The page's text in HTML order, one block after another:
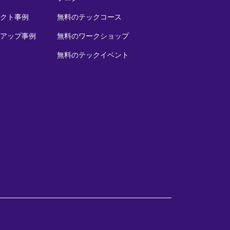
ト事例
ップ事例
無料のテックコース
無料のワークショップ
無料のテックイベント